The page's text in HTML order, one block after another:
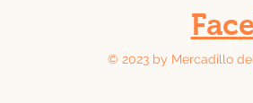
© 2023 by Mercadillo